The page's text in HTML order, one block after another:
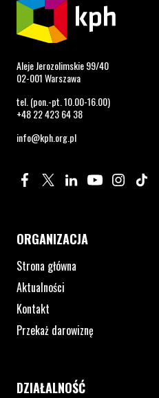
Aleje Jerozolimskie 99/40
02-001 Warszawa
tel. (pon.-pt. 10.00-16.00)
+48 22 423 64 38
info@kph.org.pl
Profil na Facebook. Strona
Profil na Twitter.
Profil naProfil na
ORGANIZACJA
Strona główna
Aktualności
Kontakt
Przekaż darowiznę
DZIAŁALNOŚĆ